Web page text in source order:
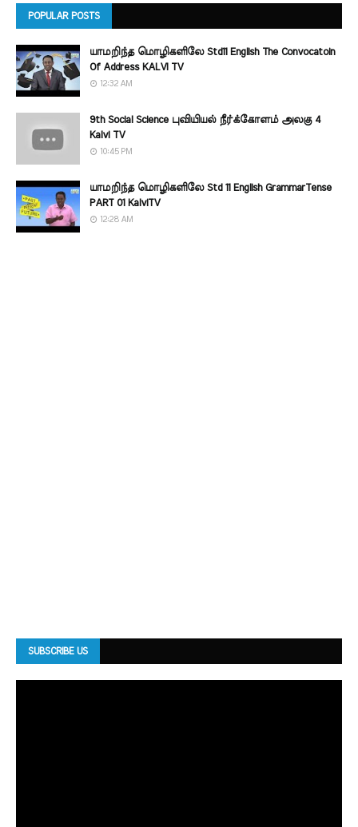
POPULAR POSTS
யாமறிந்த மொழிகளிலே Std11 English The Convocatoin
Of Address KALVI TV
12:32 AM
9th Social Science புவியியல் நீர்க்கோளம் அலகு 4
Kalvi TV
10:45 PM
யாமறிந்த மொழிகளிலே Std 11 English GrammarTense
PART 01 KalviTV
12:28 AM
SUBSCRIBE US